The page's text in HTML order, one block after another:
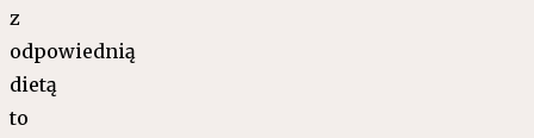
z
odpowiednią
dietą
to